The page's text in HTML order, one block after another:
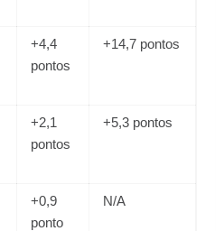
+4,4
pontos
+14,7 pontos
+2,1
pontos
+5,3 pontos
+0,9
ponto
N/A